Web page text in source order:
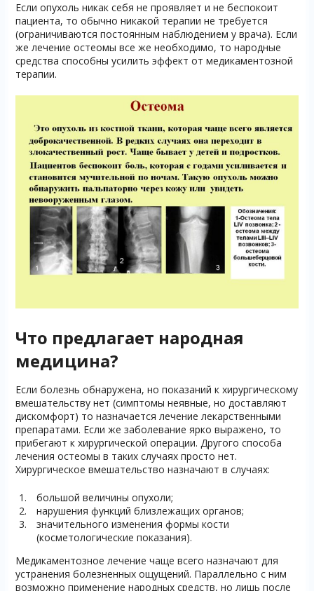
Если опухоль никак себя не проявляет и не беспокоит
пациента, то обычно никакой терапии не требуется
(ограничиваются постоянным наблюдением у врача). Если
же лечение остеомы все же необходимо, то народные
средства способны усилить эффект от медикаментозной
терапии.
Что предлагает народная
медицина?
Если болезнь обнаружена, но показаний к хирургическому
вмешательству нет (симптомы неявные, но доставляют
дискомфорт) то назначается лечение лекарственными
препаратами. Если же заболевание ярко выражено, то
прибегают к хирургической операции. Другого способа
лечения остеомы в таких случаях просто нет.
Хирургическое вмешательство назначают в случаях:
большой величины опухоли;
нарушения функций близлежащих органов;
значительного изменения формы кости
(косметологические показания).
Медикаментозное лечение чаще всего назначают для
устранения болезненных ощущений. Параллельно с ним
возможно применение народных средств, но лишь после